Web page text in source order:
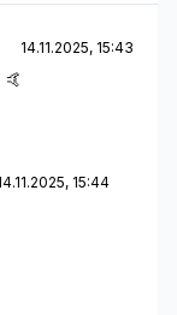
14.11.2025, 15:43
15:44